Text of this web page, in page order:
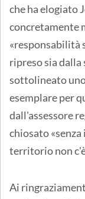
che ha elogiato
concretamente
«responsabilità
ripreso sia dalla
sottolineato
esemplare per
dall'assessore
chiosato «senza
territorio non
Ai